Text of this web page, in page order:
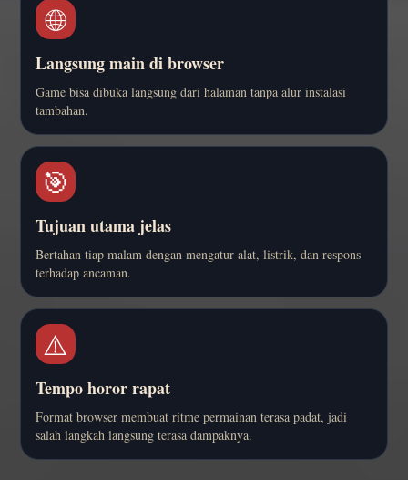
🌐
Langsung main di browser
Game bisa dibuka langsung dari halaman tanpa alur instalasi
tambahan.
🎯
Tujuan utama jelas
Bertahan tiap malam dengan mengatur alat, listrik, dan respons
terhadap ancaman.
⚠️
Tempo horor rapat
Format browser membuat ritme permainan terasa padat, jadi
salah langkah langsung terasa dampaknya.